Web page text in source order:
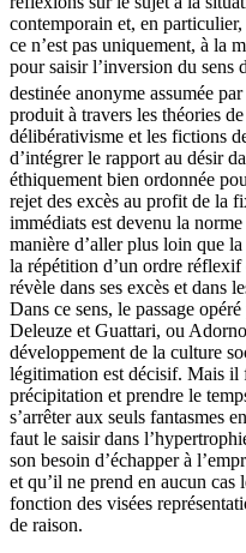
contemporain et, en
ce n’est pas uniquement, à la
pour saisir l’inversion du sens
destinée anonyme assumée
produit à travers les théories
délibérativisme et les fictions
d’intégrer le rapport au désir
éthiquement bien ordonnée
rejet des excès au profit de la
immédiats est devenu la
manière d’aller plus loin que
la répétition d’un ordre
révèle dans ses excès et dans
Dans ce sens, le passage
Deleuze et Guattari, ou
développement de la culture
légitimation est décisif. Mais il
précipitation et prendre le
s’arrêter aux seuls fantasmes
faut le saisir dans
son besoin d’échapper à
et qu’il ne prend en aucun cas
fonction des visées
de raison.